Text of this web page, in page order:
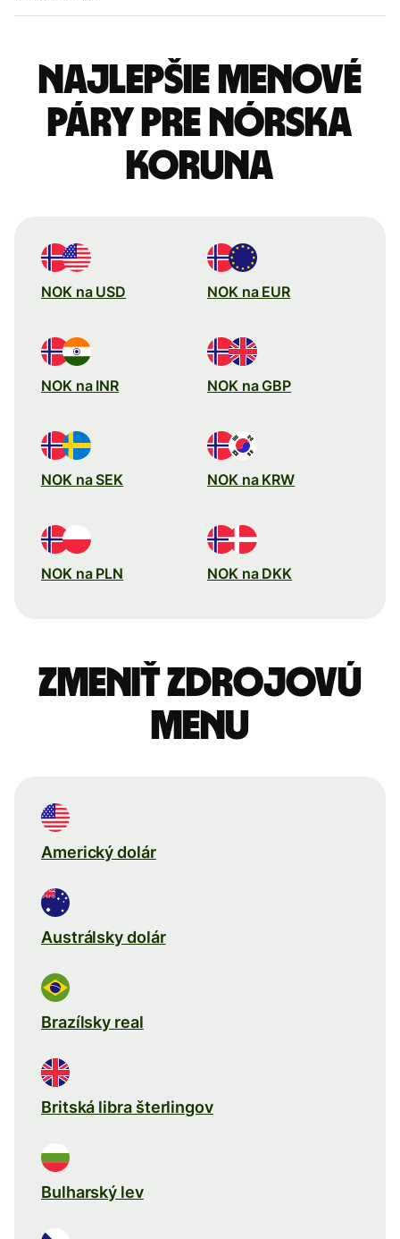
Najlepšie menové
páry pre Nórska
koruna
NOK na USD NOK na EUR
NOK na INR NOK na GBP
NOK na SEK NOK na KRW
NOK na PLN NOK na DKK
Zmeniť zdrojovú
menu
Americký dolár
Austrálsky dolár
Brazílsky real
Britská libra šterlingov
Bulharský lev